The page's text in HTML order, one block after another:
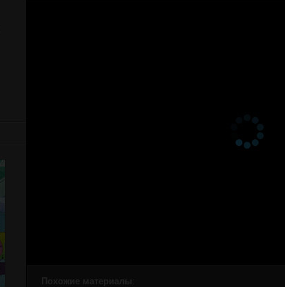
Похожие материалы